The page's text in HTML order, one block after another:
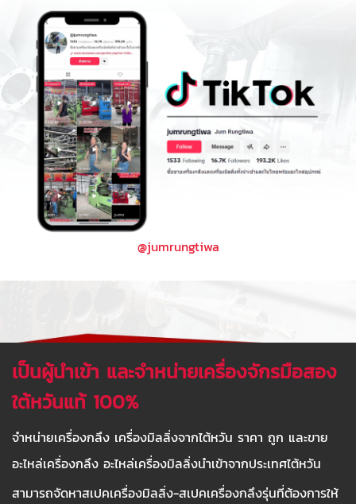
@jumrungtiwa
เป็นผู้นำเข้า และจำหน่ายเครื่องจักรมือสอง
ใต้หวันแท้ 100%
จำหน่ายเครื่องกลึง เครื่องมิลลิ่งจากไต้หวัน ราคา ถูก และขาย
อะไหล่เครื่องกลึง อะไหล่เครื่องมิลลิ่งนำเข้าจากประเทศไต้หวัน
สามารถจัดหาสเปคเครื่องมิลลิ่ง-สเปคเครื่องกลึงรุ่นที่ต้องการให้